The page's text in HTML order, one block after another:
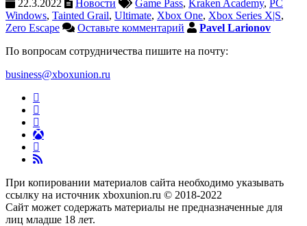
22.3.2022 Новости Game Pass, Kraken Academy, PC
Windows, Tainted Grail, Ultimate, Xbox One, Xbox Series X|S,
Zero Escape
Оставьте комментарий
Pavel Larionov
По вопросам сотрудничества пишите на почту:
business@xboxunion.ru
При копировании материалов сайта необходимо указывать
ссылку на источник xboxunion.ru © 2018-2022
Сайт может содержать материалы не предназначенные для
лиц младше 18 лет.